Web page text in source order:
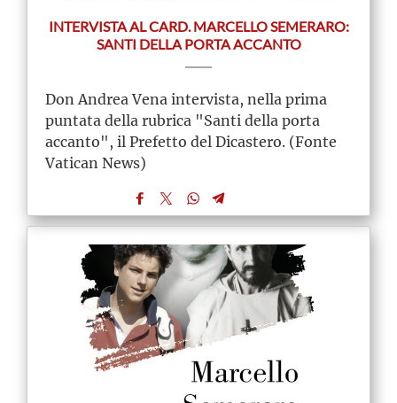
INTERVISTA AL CARD. MARCELLO SEMERARO:
SANTI DELLA PORTA ACCANTO
Don Andrea Vena intervista, nella prima
puntata della rubrica "Santi della porta
accanto", il Prefetto del Dicastero. (Fonte
Vatican News)